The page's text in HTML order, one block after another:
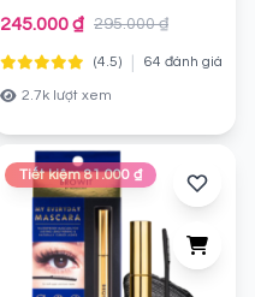
Superproof Mascara
245.000 ₫ 295.000 ₫
(4.5) 64 đánh giá
2.7k lượt xem
Tiết kiệm 81.000 ₫